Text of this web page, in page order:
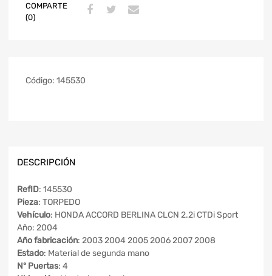
COMPARTE
(0)
Código: 145530
DESCRIPCIÓN
RefID: 145530
Pieza: TORPEDO
Vehículo: HONDA ACCORD BERLINA CLCN 2.2i CTDi Sport
Año: 2004
Año fabricación: 2003 2004 2005 2006 2007 2008
Estado: Material de segunda mano
Nº Puertas: 4